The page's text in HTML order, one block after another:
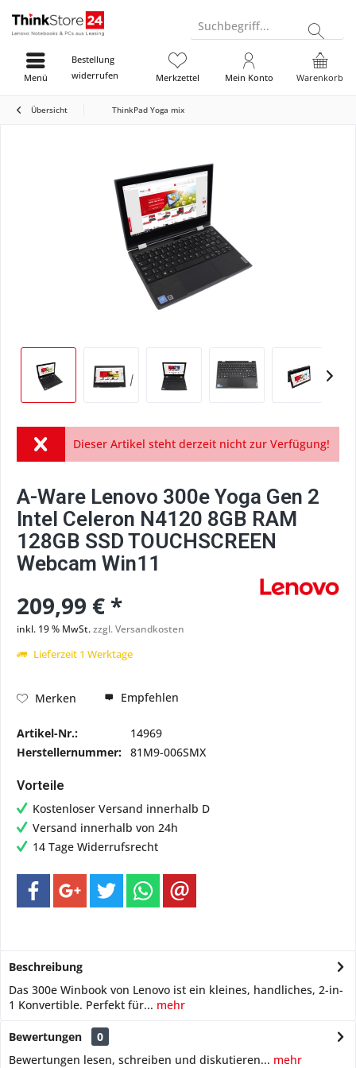
Suchbegriff...
Bestellung
widerrufen
Warenkorb
Merkzettel Mein Konto
Menü
Übersicht ThinkPad Yoga mix
Dieser Artikel steht derzeit nicht zur Verfügung!
A-Ware Lenovo 300e Yoga Gen 2
Intel Celeron N4120 8GB RAM
128GB SSD TOUCHSCREEN
Webcam Win11
209,99 € *
inkl. 19 % MwSt.zzgl. Versandkosten
Lieferzeit 1 Werktage
Merken Empfehlen
Artikel-Nr.:
14969
Herstellernummer: 81M9-006SMX
Vorteile
Kostenloser Versand innerhalb D
Versand innerhalb von 24h
14 Tage Widerrufsrecht
Beschreibung
Das 300e Winbook von Lenovo ist ein kleines, handliches, 2-in-
1 Konvertible. Perfekt für... mehr
Bewertungen
0
Bewertungen lesen, schreiben und diskutieren... mehr